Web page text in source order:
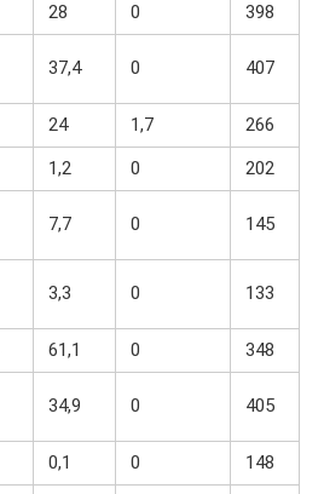
28 0
398
37,4 0 407
24 1,7
266
1,2 0
202
7,7 0 145
3,3 0 133
61,1 0
348
34,9 0 405
0,1 0
148